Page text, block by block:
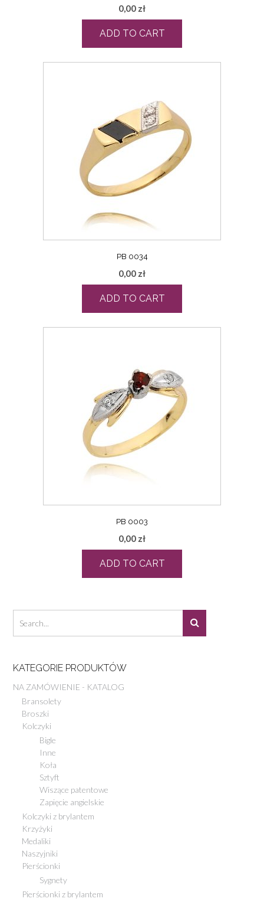
0,00 zł
ADD TO CART
PB 0034
0,00 zł
ADD TO CART
PB 0003
0,00 zł
ADD TO CART
KATEGORIE PRODUKTÓW
NA ZAMÓWIENIE - KATALOG
Bransolety
Broszki
Kolczyki
Bigle
Inne
Koła
Sztyft
Wiszące patentowe
Zapięcie angielskie
Kolczyki z brylantem
Krzyżyki
Medaliki
Naszyjniki
Pierścionki
Sygnety
Pierścionki z brylantem